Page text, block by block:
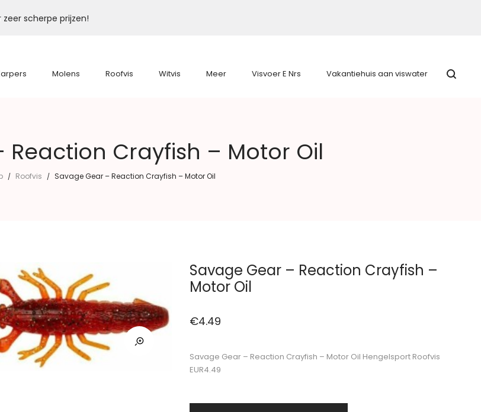
scherpe prijzen!
Molens Roofvis Witvis Meer Visvoer E Nrs Vakantiehuis aan viswater
Reaction Crayfish – Motor Oil
/ Roofvis / Savage Gear – Reaction Crayfish – Motor Oil
Savage Gear – Reaction Crayfish –
Motor Oil
€4.49
Savage Gear – Reaction Crayfish – Motor Oil Hengelsport Roofvis
EUR4.49